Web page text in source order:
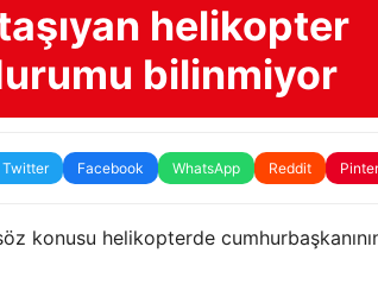
helikopter
bilinmiyor
Twitter Facebook WhatsApp Reddit
konusu helikopterde